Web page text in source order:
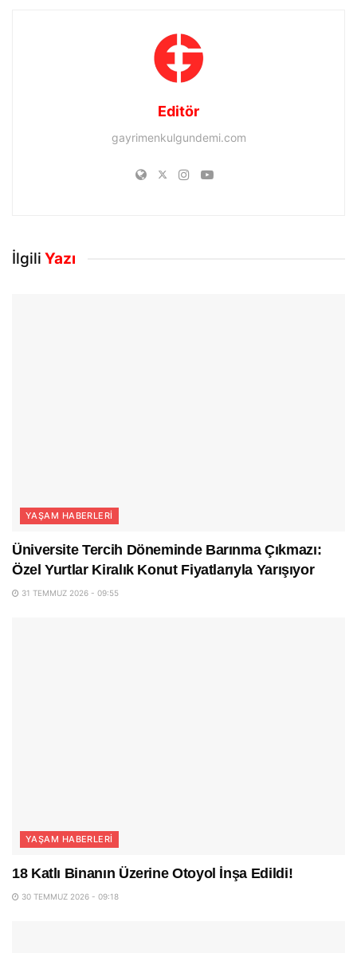
Editör
gayrimenkulgundemi.com
İlgili Yazı
YAŞAM HABERLERI
Üniversite Tercih Döneminde Barınma Çıkmazı:
Özel Yurtlar Kiralık Konut Fiyatlarıyla Yarışıyor
31 TEMMUZ 2026 - 09:55
YAŞAM HABERLERI
18 Katlı Binanın Üzerine Otoyol İnşa Edildi!
30 TEMMUZ 2026 - 09:18